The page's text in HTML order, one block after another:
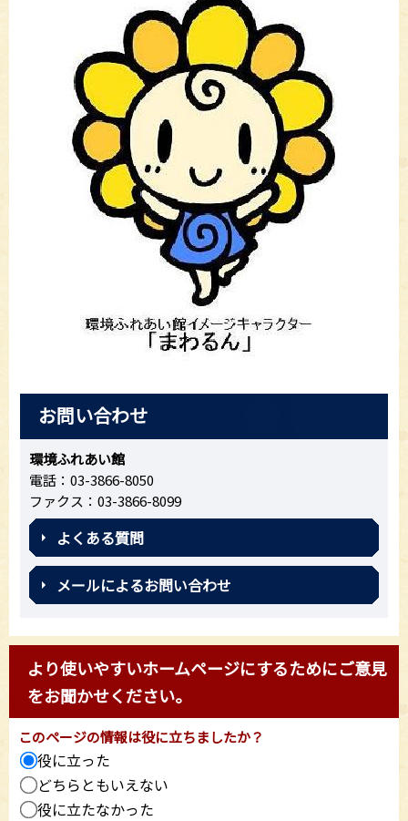
お問い合わせ
環境ふれあい館
電話：03-3866-8050
ファクス：03-3866-8099
よくある質問
メールによるお問い合わせ
より使いやすいホームページにするためにご意見
をお聞かせください。
このページの情報は役に立ちましたか？
役に立った
どちらともいえない
役に立たなかった